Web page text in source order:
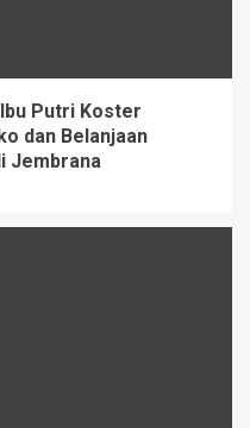
Putri Koster
dan Belanjaan
Jembrana